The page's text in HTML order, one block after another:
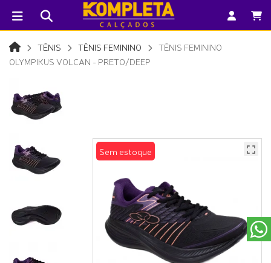
TÊNIS TÊNIS FEMININO
TÊNIS FEMININO
OLYMPIKUS VOLCAN - PRETO/DEEP
Sem estoque